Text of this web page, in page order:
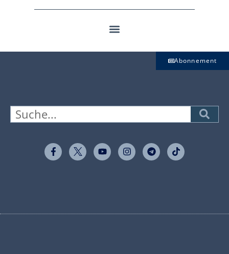
Abonnement